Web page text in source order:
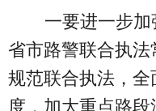
一要进一步
省市路警联合执
规范联合执法，
度，加大重点路